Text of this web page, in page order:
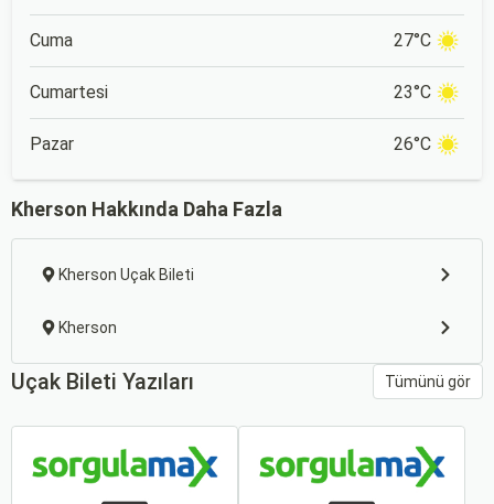
Cuma 27°C
Cumartesi 23°C
Pazar 26°C
Kherson Hakkında Daha Fazla
Kherson Uçak Bileti
Kherson
Uçak Bileti Yazıları Tümünü gör